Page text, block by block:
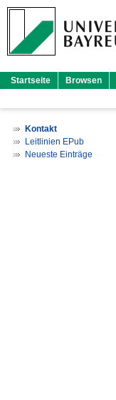
Startseite Browsen
Kontakt
Leitlinien EPub
Neueste Einträge